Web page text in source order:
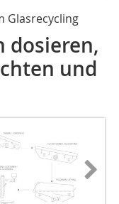
Glasrecycling
dosieren,
und